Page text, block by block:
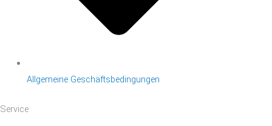
Allgemeine Geschäftsbedingungen
Service